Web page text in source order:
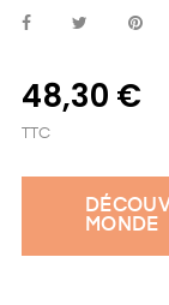
48,30 €
TTC
MONDE